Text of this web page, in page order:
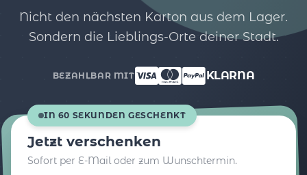
Nicht den nächsten Karton aus dem Lager.
Sondern die Lieblings-Orte deiner Stadt.
BEZAHLBAR MIT KLARNA
IN 60 SEKUNDEN GESCHENKT
Jetzt verschenken
Sofort per E-Mail oder zum Wunschtermin.